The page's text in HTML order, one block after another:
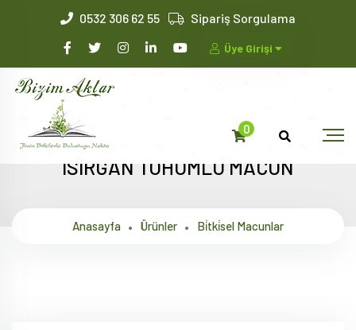
0532 306 62 55 Sipariş Sorgulama
Üye Girişi
0
ISIRGAN TOHUMLU MACUN
Anasayfa Ürünler Bi̇tki̇sel Macunlar